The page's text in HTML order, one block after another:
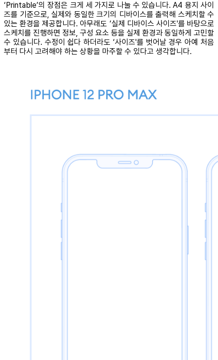
‘Printable’의 장점은 크게 세 가지로 나눌 수 있습니다. A4 용지 사이
즈를 기준으로, 실제와 동일한 크기의 디바이스를 출력해 스케치할 수
있는 환경을 제공합니다. 아무래도 ‘실제 디바이스 사이즈'를 바탕으로
스케치를 진행하면 정보, 구성 요소 등을 실제 환경과 동일하게 고민할
수 있습니다. 수정이 쉽다 하더라도 ‘사이즈'를 벗어날 경우 아예 처음
부터 다시 고려해야 하는 상황을 마주할 수 있다고 생각합니다.